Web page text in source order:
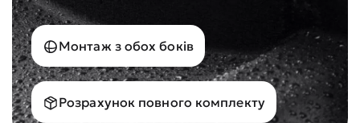
Монтаж з обох боків
Розрахунок повного комплекту